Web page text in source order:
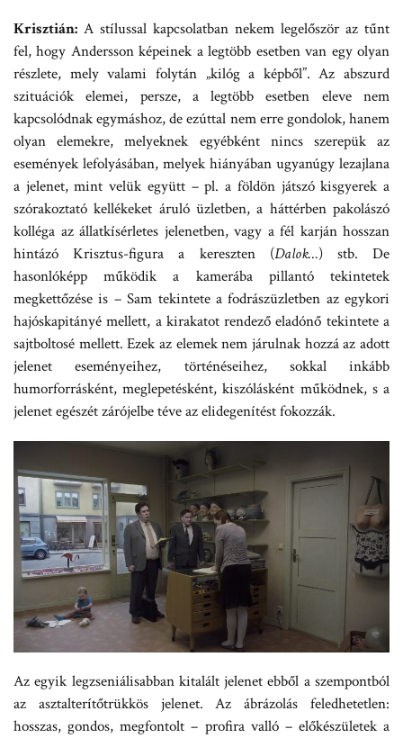
Krisztián: A stílussal kapcsolatban nekem legelőször az tűnt
fel, hogy Andersson képeinek a legtöbb esetben van egy olyan
részlete, mely valami folytán „kilóg a képből”. Az abszurd
szituációk elemei, persze, a legtöbb esetben eleve nem
kapcsolódnak egymáshoz, de ezúttal nem erre gondolok, hanem
olyan elemekre, melyeknek egyébként nincs szerepük az
események lefolyásában, melyek hiányában ugyanúgy lezajlana
a jelenet, mint velük együtt – pl. a földön játszó kisgyerek a
szórakoztató kellékeket áruló üzletben, a háttérben pakolászó
kolléga az állatkísérletes jelenetben, vagy a fél karján hosszan
hintázó Krisztus-figura a kereszten (Dalok…) stb. De
hasonlóképp működik a kamerába pillantó tekintetek
megkettőzése is – Sam tekintete a fodrászüzletben az egykori
hajóskapitányé mellett, a kirakatot rendező eladónő tekintete a
sajtboltosé mellett. Ezek az elemek nem járulnak hozzá az adott
jelenet eseményeihez, történéseihez, sokkal inkább
humorforrásként, meglepetésként, kiszólásként működnek, s a
jelenet egészét zárójelbe téve az elidegenítést fokozzák.
Az egyik legzseniálisabban kitalált jelenet ebből a szempontból
az asztalterítőtrükkös jelenet. Az ábrázolás feledhetetlen:
hosszas, gondos, megfontolt – profira valló – előkészületek a